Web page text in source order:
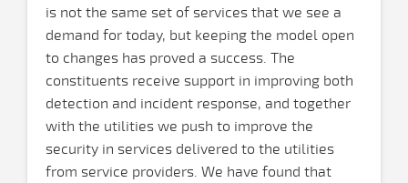
is not the same set of services that we see a
demand for today, but keeping the model open
to changes has proved a success. The
constituents receive support in improving both
detection and incident response, and together
with the utilities we push to improve the
security in services delivered to the utilities
from service providers. We have found that